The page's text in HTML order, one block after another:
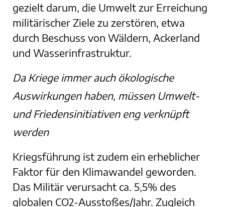
gezielt darum, die Umwelt zur Erreichung
militärischer Ziele zu zerstören, etwa
durch Beschuss von Wäldern, Ackerland
und Wasserinfrastruktur.
Da Kriege immer auch ökologische
Auswirkungen haben, müssen Umwelt-
und Friedensinitiativen eng verknüpft
werden
Kriegsführung ist zudem ein erheblicher
Faktor für den Klimawandel geworden.
Das Militär verursacht ca. 5,5% des
globalen CO2-Ausstoßes/Jahr. Zugleich